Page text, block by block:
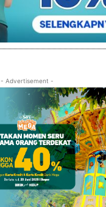
- Advertisement -